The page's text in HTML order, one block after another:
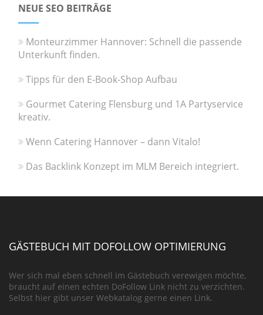
NEUE SEO BEITRÄGE
Monteurzimmer Hannover: Schnell die passende
Unterkunft finden.
Tipps für den E-Book-Shop Aufbau
Gourmet Catering Flensburg und 1A Partyservice
kreativ.
Wenn Catering Hannover – dann Vitalo!
Das Backlink Konzept im MLM Bereich integriert.
GÄSTEBUCH MIT DOFOLLOW OPTIMIERUNG
Wer sich mal eben schnell im Gästebuch verewigen möchte,
braucht auf einen echten DoFollow Link nicht zu verzichten.
Selbst hier gibt unser Webkatalog gerne einen Link.